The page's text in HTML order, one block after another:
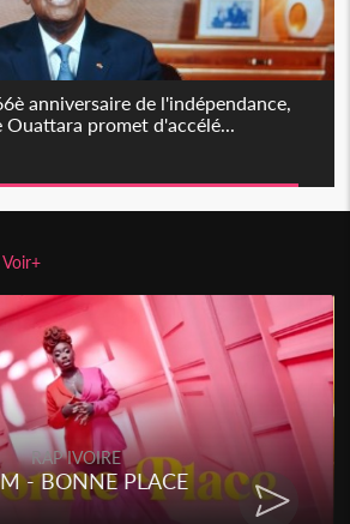
anniversaire de l'indépendance,
Ouattara promet d'accélé...
Voir+
RAP IVOIRE
- BONNE PLACE